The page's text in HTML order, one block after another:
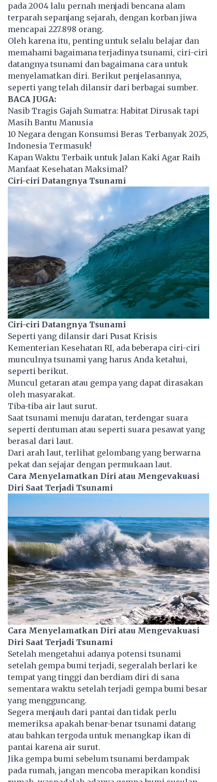
pada 2004 lalu pernah menjadi bencana alam
terparah sepanjang sejarah, dengan korban jiwa
mencapai 227.898 orang.
Oleh karena itu, penting untuk selalu belajar dan
memahami bagaimana terjadinya tsunami, ciri-ciri
datangnya tsunami dan bagaimana cara untuk
menyelamatkan diri. Berikut penjelasannya,
seperti yang telah dilansir dari berbagai sumber.
BACA JUGA:
Nasib Tragis Gajah Sumatra: Habitat Dirusak tapi
Masih Bantu Manusia
10 Negara dengan Konsumsi Beras Terbanyak 2025,
Indonesia Termasuk!
Kapan Waktu Terbaik untuk Jalan Kaki Agar Raih
Manfaat Kesehatan Maksimal?
Ciri-ciri Datangnya Tsunami
Ciri-ciri Datangnya Tsunami
Seperti yang dilansir dari Pusat Krisis
Kementerian Kesehatan RI, ada beberapa ciri-ciri
munculnya tsunami yang harus Anda ketahui,
seperti berikut.
Muncul getaran atau gempa yang dapat dirasakan
oleh masyarakat.
Tiba-tiba air laut surut.
Saat tsunami menuju daratan, terdengar suara
seperti dentuman atau seperti suara pesawat yang
berasal dari laut.
Dari arah laut, terlihat gelombang yang berwarna
pekat dan sejajar dengan permukaan laut.
Cara Menyelamatkan Diri atau Mengevakuasi
Diri Saat Terjadi Tsunami
Cara Menyelamatkan Diri atau Mengevakuasi
Diri Saat Terjadi Tsunami
Setelah mengetahui adanya potensi tsunami
setelah gempa bumi terjadi, segeralah berlari ke
tempat yang tinggi dan berdiam diri di sana
sementara waktu setelah terjadi gempa bumi besar
yang mengguncang.
Segera menjauh dari pantai dan tidak perlu
memeriksa apakah benar-benar tsunami datang
atau bahkan tergoda untuk menangkap ikan di
pantai karena air surut.
Jika gempa bumi sebelum tsunami berdampak
pada rumah, jangan mencoba merapikan kondisi